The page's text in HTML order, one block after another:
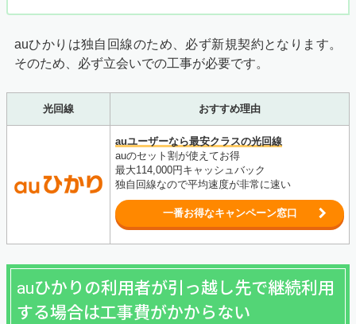
auひかりは独自回線のため、必ず新規契約となります。
そのため、必ず立会いでの工事が必要です。
光回線 おすすめ理由
auユーザーなら最安クラスの光回線
auのセット割が使えてお得
最大114,000円キャッシュバック
独自回線なので平均速度が非常に速い
一番お得なキャンペーン窓口
auひかりの利用者が引っ越し先で継続利用
する場合は工事費がかからない